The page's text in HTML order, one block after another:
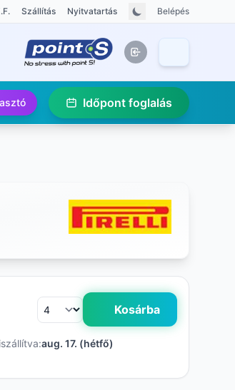
Szállítás Nyitvatartás Belépés
Időpont foglalás
Kosárba
aug. 17. (hétfő)